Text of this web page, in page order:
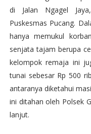
di Jalan Ngagel
Puskesmas Pucang.
hanya memukul
senjata tajam berupa
kelompok remaja ini
tunai sebesar Rp 500
antaranya diketahui
ini ditahan oleh Polsek
lanjut.